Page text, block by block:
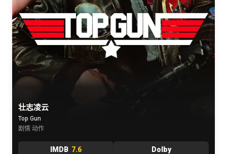
壮志凌云
Top Gun
剧情 动作
IMDB 7.6 Dolby